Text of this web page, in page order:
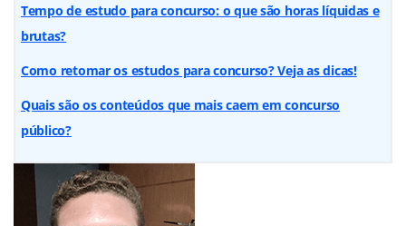
Tempo de estudo para concurso: o que são horas líquidas e
brutas?
Como retomar os estudos para concurso? Veja as dicas!
Quais são os conteúdos que mais caem em concurso
público?